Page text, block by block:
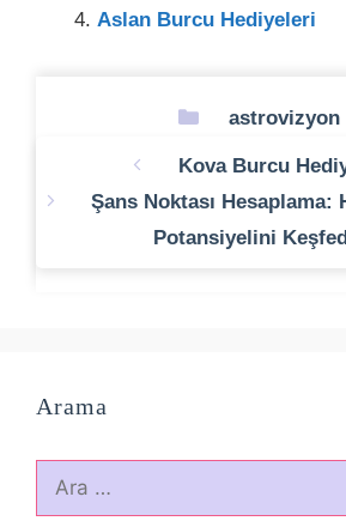
Aslan Burcu Hediyeleri
Kategoriler
astrovizyon
Kova Burcu
Şans Noktası Hesaplama:
Potansiyelini
Arama
için